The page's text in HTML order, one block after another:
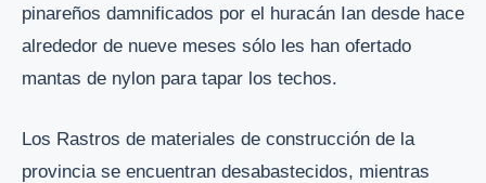
pinareños damnificados por el huracán Ian desde hace
alrededor de nueve meses sólo les han ofertado
mantas de nylon para tapar los techos.
Los Rastros de materiales de construcción de la
provincia se encuentran desabastecidos, mientras